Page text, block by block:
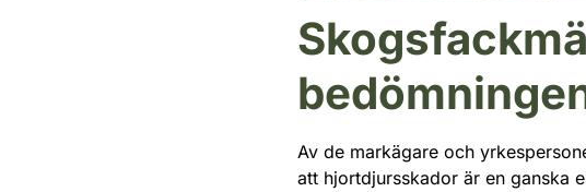
Av de markägare och
att hjortdjursskador är en ganska